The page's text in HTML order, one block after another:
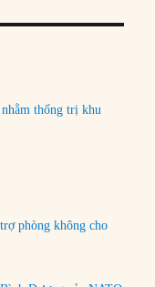
thống trị khu
phòng không cho